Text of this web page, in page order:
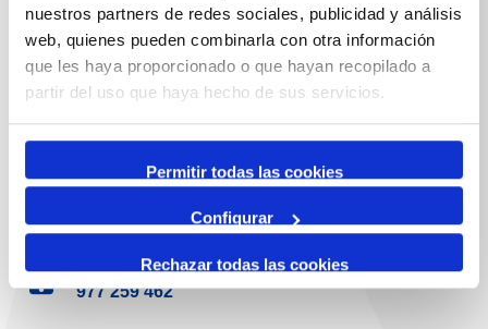
nuestros partners de redes sociales, publicidad y análisis
web, quienes pueden combinarla con otra información
que les haya proporcionado o que hayan recopilado a
partir del uso que haya hecho de sus servicios.
Permitir todas las cookies
Configurar
Rechazar todas las cookies
Teléfono de contacto
977 259 400
Emergencias
(+34) 900 229 900
Servicio de atención al cliente
Teléfono de contacto
977 259 462